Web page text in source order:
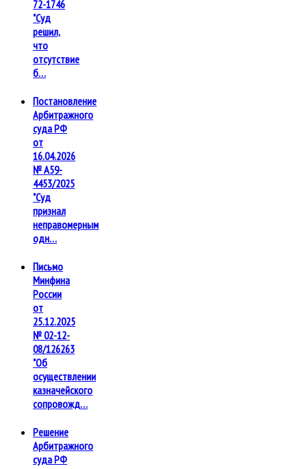
72-1746
"Суд
решил,
что
отсутствие
б…
Постановление
Арбитражного
суда РФ
от
16.04.2026
№ А59-
4453/2025
"Суд
признал
неправомерным
одн…
Письмо
Минфина
России
от
25.12.2025
№ 02-12-
08/126263
"Об
осуществлении
казначейского
сопровожд…
Решение
Арбитражного
суда РФ